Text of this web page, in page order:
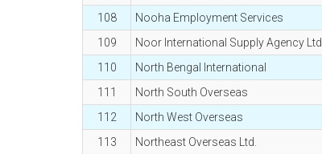
108
Nooha Employment Services
109
Noor International Supply Agency Ltd.
110
North Bengal International
111
North South Overseas
112
North West Overseas
113
Northeast Overseas Ltd.